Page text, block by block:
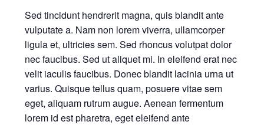
Sed tincidunt hendrerit magna, quis blandit ante
vulputate a. Nam non lorem viverra, ullamcorper
ligula et, ultricies sem. Sed rhoncus volutpat dolor
nec faucibus. Sed ut aliquet mi. In eleifend erat nec
velit iaculis faucibus. Donec blandit lacinia urna ut
varius. Quisque tellus quam, posuere vitae sem
eget, aliquam rutrum augue. Aenean fermentum
lorem id est pharetra, eget eleifend ante